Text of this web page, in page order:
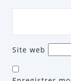
Site web